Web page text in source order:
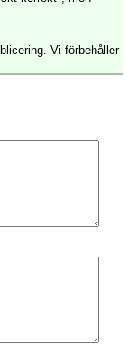
Vi förbehåller